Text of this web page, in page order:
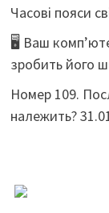
Часові пояси
🖥️ Ваш
зробить його
Номер 109.
належить?